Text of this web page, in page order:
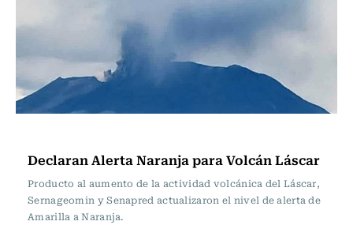
Declaran Alerta Naranja para Volcán Láscar
Producto al aumento de la actividad volcánica del Láscar,
Sernageomin y Senapred actualizaron el nivel de alerta de
Amarilla a Naranja.